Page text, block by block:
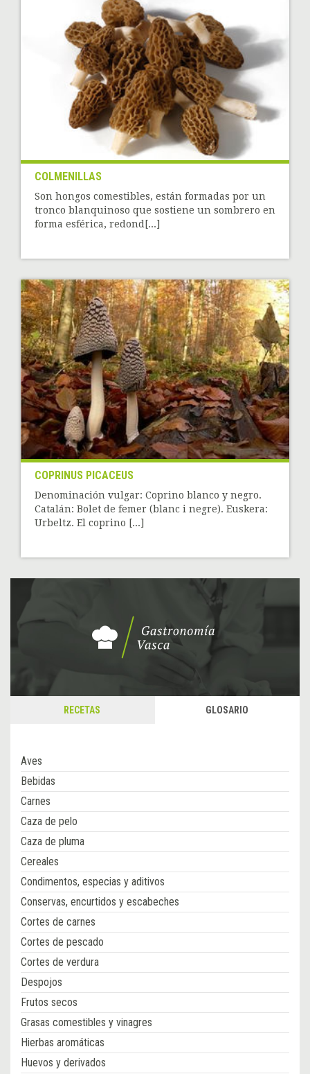
COLMENILLAS
Son hongos comestibles, están formadas por un
tronco blanquinoso que sostiene un sombrero en
forma esférica, redond[...]
COPRINUS PICACEUS
Denominación vulgar: Coprino blanco y negro.
Catalán: Bolet de femer (blanc i negre). Euskera:
Urbeltz. El coprino [...]
RECETAS GLOSARIO
Aves
Bebidas
Carnes
Caza de pelo
Caza de pluma
Cereales
Condimentos, especias y aditivos
Conservas, encurtidos y escabeches
Cortes de carnes
Cortes de pescado
Cortes de verdura
Despojos
Frutos secos
Grasas comestibles y vinagres
Hierbas aromáticas
Huevos y derivados